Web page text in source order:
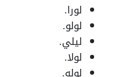
لورا.
لولو.
ليلي.
لولا.
لوله.